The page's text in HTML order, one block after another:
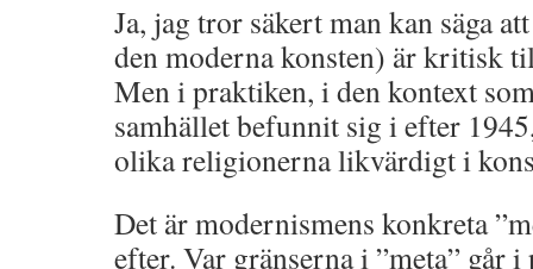
Ja, jag tror säkert man kan säga
den moderna konsten) är kritisk
Men i praktiken, i den kontext
samhället befunnit sig i efter
olika religionerna likvärdigt i
Det är modernismens konkreta
efter. Var gränserna i ”meta” går